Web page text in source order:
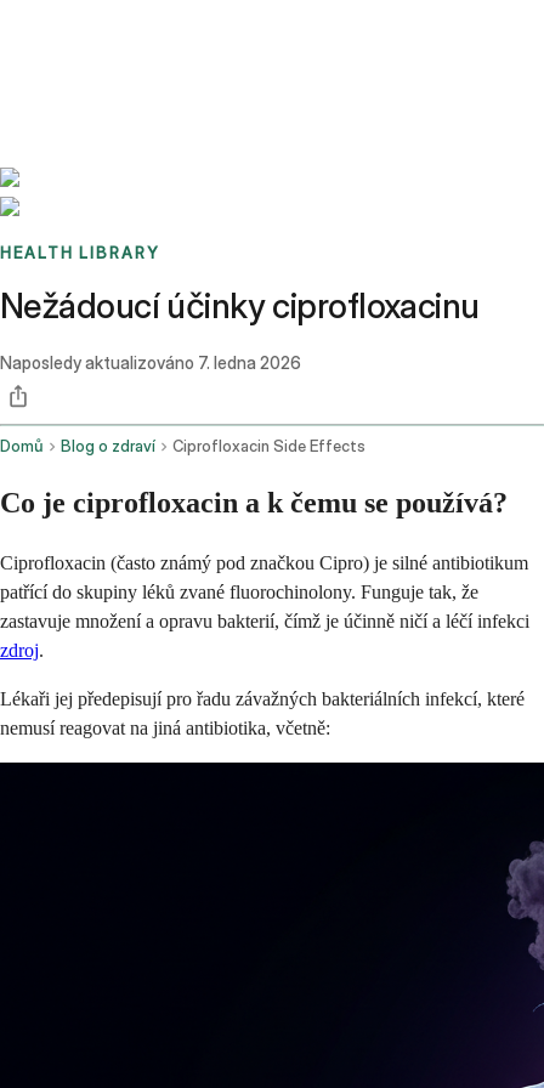
HEALTH LIBRARY
Nežádoucí účinky ciprofloxacinu
Naposledy aktualizováno 7. ledna 2026
Domů Blog o zdraví Ciprofloxacin Side Effects
Co je ciprofloxacin a k čemu se používá?
Ciprofloxacin (často známý pod značkou Cipro) je silné antibiotikum
patřící do skupiny léků zvané fluorochinolony. Funguje tak, že
zastavuje množení a opravu bakterií, čímž je účinně ničí a léčí infekci
zdroj.
Lékaři jej předepisují pro řadu závažných bakteriálních infekcí, které
nemusí reagovat na jiná antibiotika, včetně: